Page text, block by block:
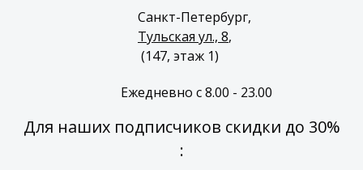
Санкт-Петербург,
Тульская ул., 8,
(147, этаж 1)
Ежедневно с 8.00 - 23.00
Для наших подписчиков скидки до 30%
: